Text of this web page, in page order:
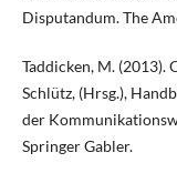
Disputandum. The
Taddicken, M. (2013).
Schlütz, (Hrsg.),
der
Springer Gabler.